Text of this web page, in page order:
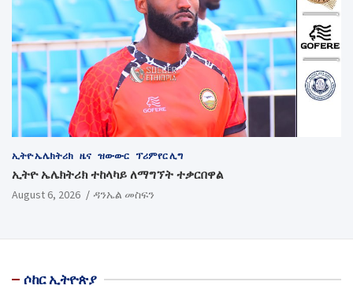
ኢትዮ ኤሌክትሪክ ዜና ዝውውር ፕሪምየር ሊግ
ኢትዮ ኤሌክትሪክ ተከላካይ ለማግኘት ተቃርበዋል
August 6, 2026 ዳንኤል መስፍን
ሶከር ኢትዮጵያ